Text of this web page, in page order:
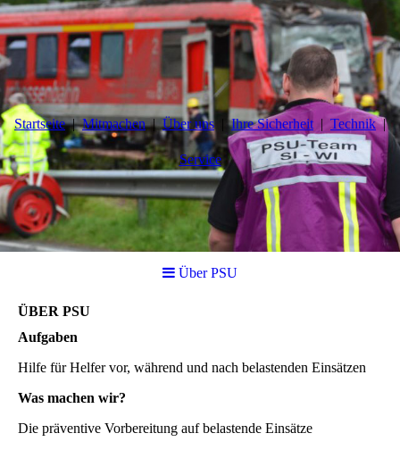
Startseite Mitmachen Über uns Ihre Sicherheit Technik
Service
Über PSU
ÜBER PSU
Aufgaben
Hilfe für Helfer vor, während und nach belastenden Einsätzen
Was machen wir?
Die präventive Vorbereitung auf belastende Einsätze